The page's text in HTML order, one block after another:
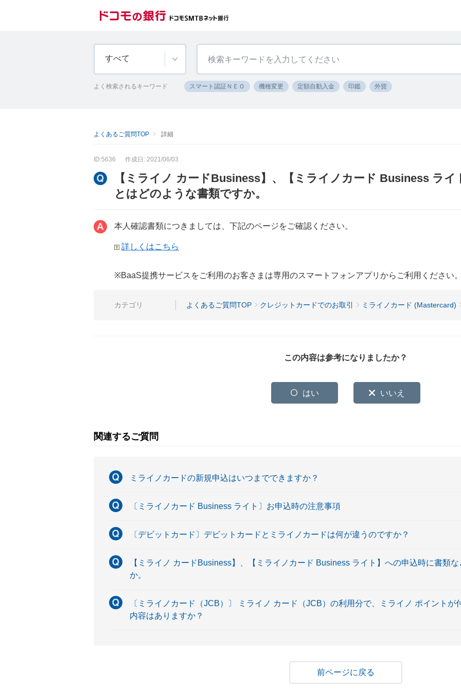
すべて
よく検索されるキーワード スマート認証ＮＥＯ 機種変更 定額自動入金 印鑑 外貨
よくあるご質問TOP 詳細
ID:5636 作成日: 2021/06/03
【ミライノ カードBusiness】、【ミライノカード Business ライ
とはどのような書類ですか。
本人確認書類につきましては、下記のページをご確認ください。
詳しくはこちら
※BaaS提携サービスをご利用のお客さまは専用のスマートフォンアプリからご利用ください。
カテゴリ よくあるご質問TOP クレジットカードでのお取引 ミライノカード (Mastercard)
この内容は参考になりましたか？
はい いいえ
関連するご質問
ミライノカードの新規申込はいつまでできますか？
〔ミライノカード Business ライト〕お申込時の注意事項
〔デビットカード〕デビットカードとミライノカードは何が違うのですか？
【ミライノ カードBusiness】、【ミライノカード Business ライト】への申込時に書類
か。
〔ミライノカード（JCB）〕 ミライノ カード（JCB）の利用分で、ミライノ ポイントが
内容はありますか？
戻る